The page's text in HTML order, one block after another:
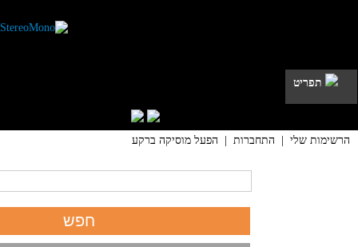
תפריט
הרשימות שלי התחברות הפעל מוסיקה ברקע